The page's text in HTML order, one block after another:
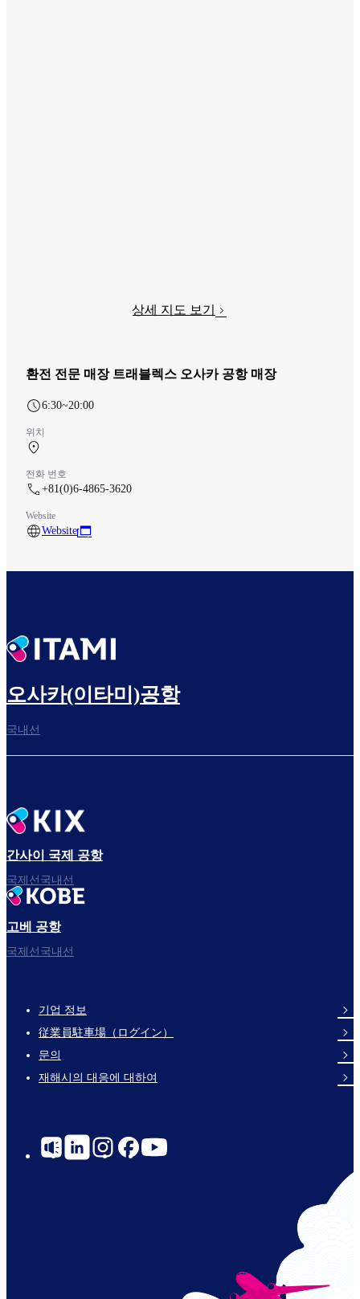
상세 지도 보기
환전 전문 매장 트래블렉스 오사카 공항 매장
6:30~20:00
위치
전화 번호
+81(0)6-4865-3620
Website
Website
오사카(이타미)공항
국내선
간사이 국제 공항
국제선국내선
고베 공항
국제선국내선
Footer
Links
기업 정보
従業員駐車場（ログイン）
문의
재해시의 대응에 대하여
Social